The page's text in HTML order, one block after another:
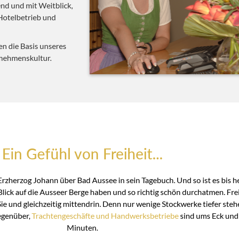
und mit Weitblick,
und
die Basis unseres
Ein Gefühl von Freiheit...
Johann über Bad Aussee in sein Tagebuch. Und so ist es bis
auf die Ausseer Berge haben und so richtig schön durchatmen.
und gleichzeitig mittendrin. Denn nur wenige Stockwerke tiefer
Trachtengeschäfte und Handwerksbetriebesind ums Eck
Minuten.